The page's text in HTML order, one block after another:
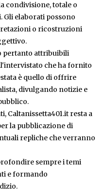
condivisione, totale o
Gli elaborati possono
o ricostruzioni
pertanto attribuibili
che ha fornito
è quello di offrire
divulgando notizie e
Caltanissetta401.it resta a
la pubblicazione di
repliche che verranno
sempre i temi
e formando